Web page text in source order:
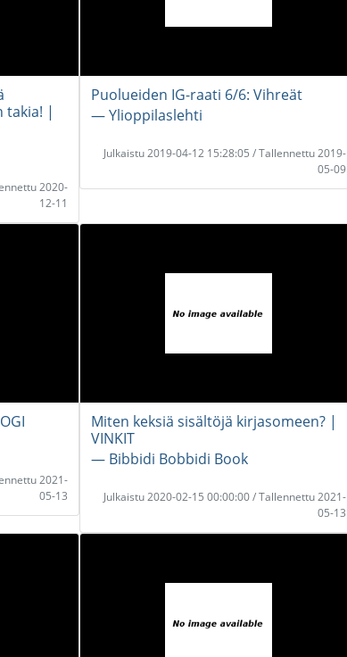
takia! |
2020-
12-11
Puolueiden IG-raati 6/6: Vihreät
― Ylioppilaslehti
Julkaistu 2019-04-12 15:28:05 / Tallennettu 2019-
05-09
2021-
05-13
Miten keksiä sisältöjä kirjasomeen? |
VINKIT
― Bibbidi Bobbidi Book
Julkaistu 2020-02-15 00:00:00 / Tallennettu 2021-
05-13